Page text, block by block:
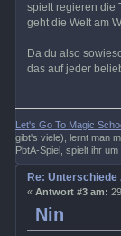
spielt regieren die
geht die Welt am
Da du also
das auf jeder
Let's Go To Magic
gibt's viele), lernt man
PbtA-Spiel, spielt ihr
Nin
Re: Unterschiede
« Antwort #3 am: